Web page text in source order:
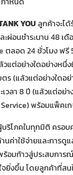
YOU ลูกค้าจะไ
ะผ่อนชำระนาน 48
ลอด 24 ชั่วโมง ฟรี
แต่อย่างใดอย่างหนึ่
ตร (แล้วแต่อย่างใด
เวลา 8 ปี (แล้วแต่อ
พร้อมแพ็คเก
โภคในทุกมิติ ครอบ
ค่าใช้จ่ายและการดู
อมก้าวสู่ประสบการ
ยิ่งขึ้น โดยลูกค้าที่ส